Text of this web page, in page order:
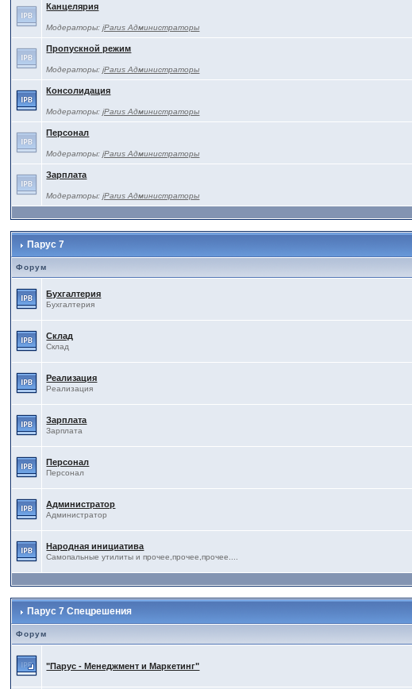
Канцелярия
Модераторы:jParus Администраторы
Пропускной режим
Модераторы:jParus Администраторы
Консолидация
Модераторы:jParus Администраторы
Персонал
Модераторы:jParus Администраторы
Зарплата
Модераторы:jParus Администраторы
Парус 7
Форум
Бухгалтерия
Бухгалтерия
Склад
Склад
Реализация
Реализация
Зарплата
Зарплата
Персонал
Персонал
Администратор
Администратор
Народная инициатива
Самопальные утилиты и прочее,прочее,прочее....
Парус 7 Спецрешения
Форум
"Парус - Менеджмент и Маркетинг"